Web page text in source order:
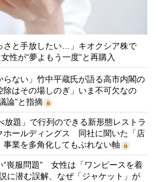
さと手放したい…」キオクシア株で
性が“夢よもう一度”と再購入
らない」竹中平蔵氏が語る高市内閣の
はその場しのぎ」いま不可欠なの
論”と指摘
放題」で行列のできる新形態レストラ
ホールディングス 同社に聞いた「店
業を多角化してもぶれない軸
“喪服問題” 女性は「ワンピースを着
に潜む誤解、なぜ「ジャケット」が